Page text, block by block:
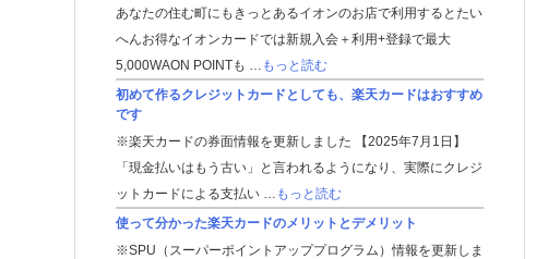
あなたの住む町にもきっとあるイオンのお店で利用するとたい
へんお得なイオンカードでは新規入会＋利用+登録で最大
5,000WAON POINTも …
もっと読む
初めて作るクレジットカードとしても、楽天カードはおすすめ
です
※楽天カードの券面情報を更新しました 【2025年7月1日】
「現金払いはもう古い」と言われるようになり、実際にクレジ
ットカードによる支払い …
もっと読む
使って分かった楽天カードのメリットとデメリット
※SPU（スーパーポイントアッププログラム）情報を更新しま